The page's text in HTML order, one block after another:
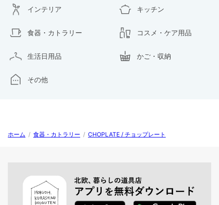
インテリア キッチン
食器・カトラリー コスメ・ケア用品
生活日用品 かご・収納
その他
ホーム / 食器・カトラリー / CHOPLATE / チョップレート